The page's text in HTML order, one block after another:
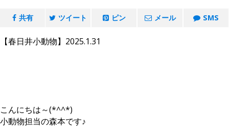
共有 ツイート ピン メール SMS
【春日井小動物】2025.1.31
こんにちは～(*^^*)
小動物担当の森本です♪